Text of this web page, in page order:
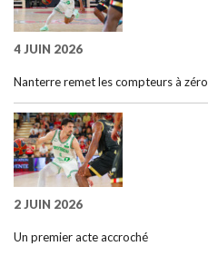
4 JUIN 2026
Nanterre remet les compteurs à zéro
2 JUIN 2026
Un premier acte accroché